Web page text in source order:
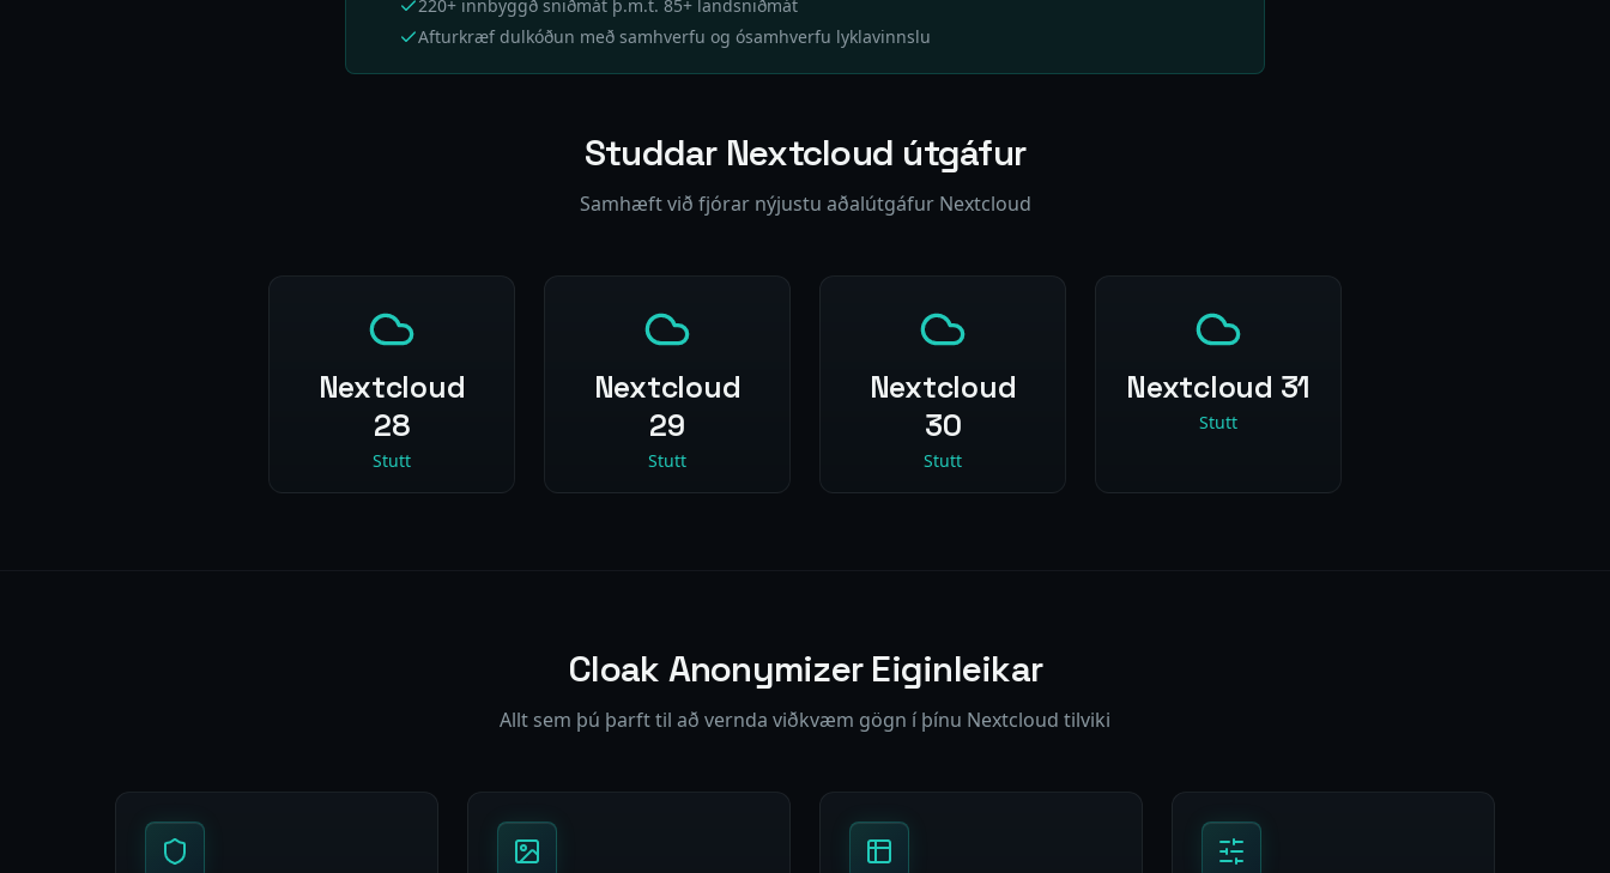
220+ innbyggð sniðmát þ.m.t. 85+ landsniðmát
Afturkræf dulkóðun með samhverfu og ósamhverfu lyklavinnslu
Studdar Nextcloud útgáfur
Samhæft við fjórar nýjustu aðalútgáfur Nextcloud
Nextcloud
28
Stutt
Nextcloud
29
Stutt
Nextcloud
30
Stutt
Nextcloud 31
Stutt
Cloak Anonymizer Eiginleikar
Allt sem þú þarft til að vernda viðkvæm gögn í þínu Nextcloud tilviki